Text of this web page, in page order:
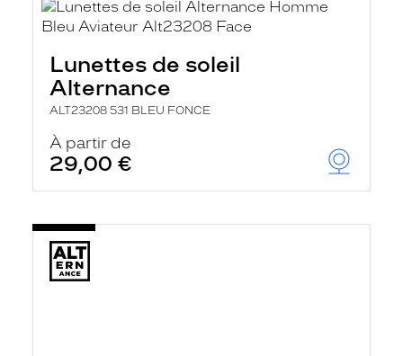
Lunettes de soleil
Alternance
ALT23208 531 BLEU FONCE
À partir de
29,00 €